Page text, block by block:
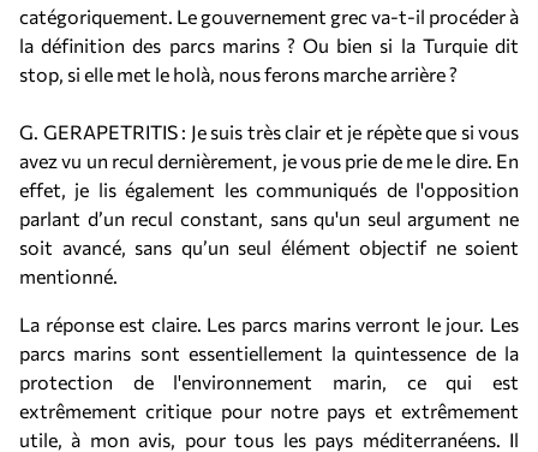
catégoriquement. Le gouvernement grec va-t-il procéder à
la définition des parcs marins ? Ou bien si la Turquie dit
stop, si elle met le holà, nous ferons marche arrière ?
G. GERAPETRITIS : Je suis très clair et je répète que si vous
avez vu un recul dernièrement, je vous prie de me le dire. En
effet, je lis également les communiqués de l'opposition
parlant d’un recul constant, sans qu'un seul argument ne
soit avancé, sans qu’un seul élément objectif ne soient
mentionné.
La réponse est claire. Les parcs marins verront le jour. Les
parcs marins sont essentiellement la quintessence de la
protection de l'environnement marin, ce qui est
extrêmement critique pour notre pays et extrêmement
utile, à mon avis, pour tous les pays méditerranéens. Il